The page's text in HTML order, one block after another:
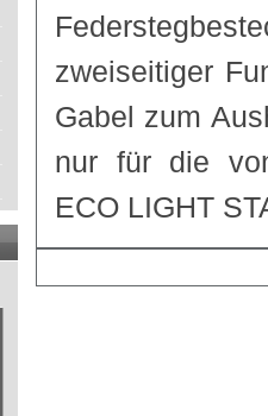
zweiseitiger
Gabel zum
nur für die
ECO LIGHT